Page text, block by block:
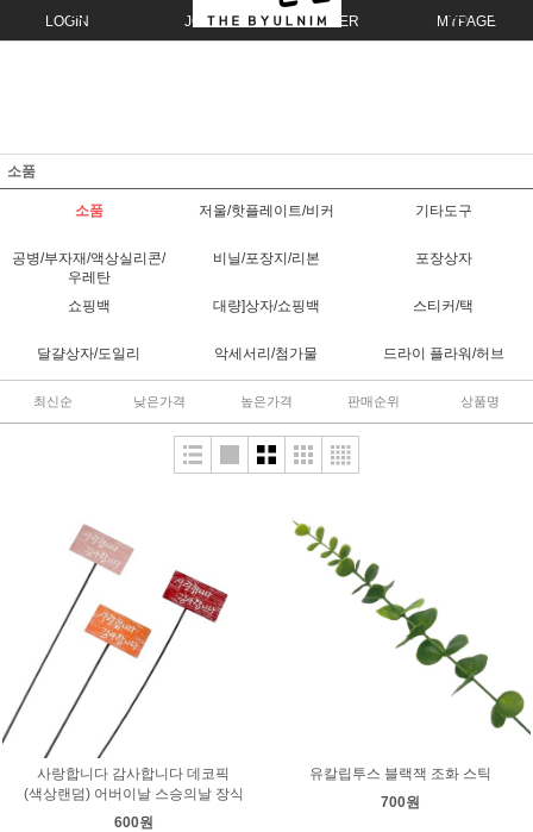
LOGIN JOIN ORDER MYPAGE
소품
소품 저울/핫플레이트/비커 기타도구
공병/부자재/액상실리콘/
우레탄
비닐/포장지/리본 포장상자
쇼핑백 대량]상자/쇼핑백 스티커/택
달걀상자/도일리 악세서리/첨가물 드라이 플라워/허브
최신순 낮은가격 높은가격 판매순위 상품명
사랑합니다 감사합니다 데코픽
(색상랜덤) 어버이날 스승의날 장식
600원
유칼립투스 블랙잭 조화 스틱
700원